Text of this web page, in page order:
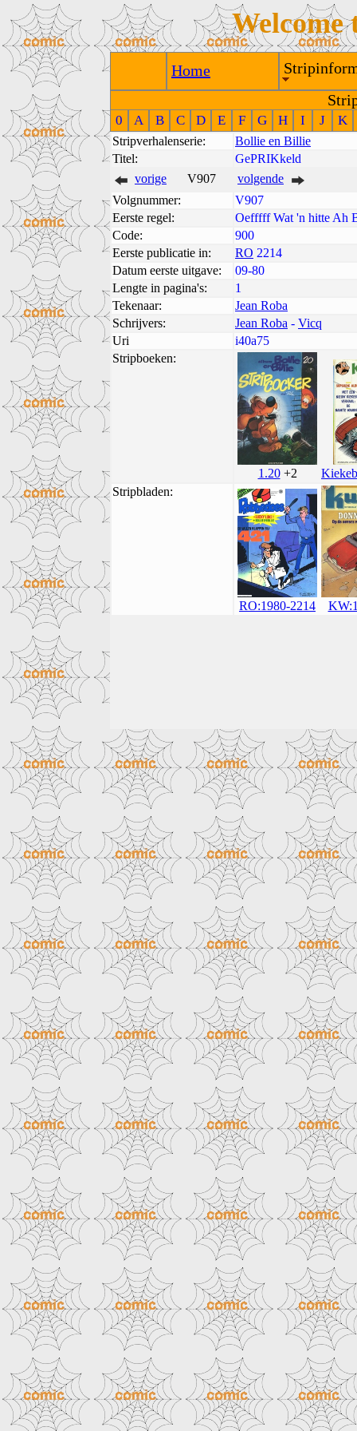
Welcome
Home
0 A B C D E F G H I J K
Stripverhalenserie:
Bollie en Billie
Titel:
GePRIKkeld
vorige
V907
volgende
Volgnummer:
V907
Eerste regel:
Oefffff Wat 'n hitte Ah
Code:
900
Eerste publicatie in:
RO 2214
Datum eerste uitgave:
09-80
Lengte in pagina's:
1
Tekenaar:
Jean Roba
Schrijvers:
Jean Roba - Vicq
Uri
i40a75
Stripboeken:
1.20+2
Stripbladen:
RO:1980-2214